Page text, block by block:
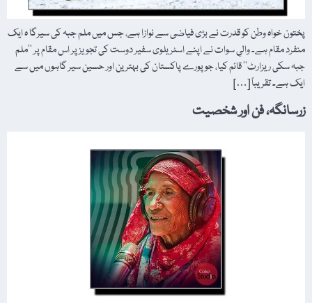
پختون خواہ وطن کو قدرت نے بڑی فیاضی سے نوازا ہے، جس میں ملم جبہ کی سیرگا ہ ایک
منفرد مقام ہے۔ والیِ سوات نے اپنے اسٹریلوی سفیر دوست کی تجویز پر اس مقام پر ’’ملم
جبہ سکی ریزارٹ‘‘ قائم کیا، جو پورے پاکستان کی بہترین اور حسین سیر گاہوں میں سے
ایک ہے۔ تقریباً […]
زرسانگہ، فن اور شخصیت